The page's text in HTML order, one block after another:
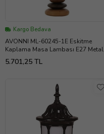
Kargo Bedava
AVONNI ML-60245-1E Eskitme
Kaplama Masa Lambası E27 Metal
Ahşap 35cm
5.701,25 TL